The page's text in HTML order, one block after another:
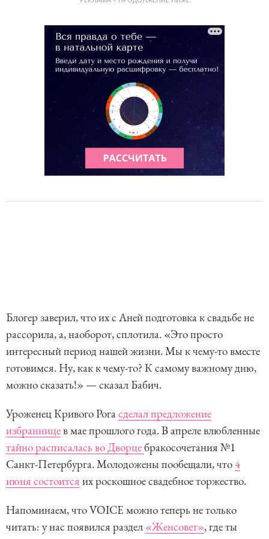
Блогер заверил, что их с Аней подготовка к свадьбе не
рассорила, а, наоборот, сплотила. «Это просто
интересный период нашей жизни. Мы к чему-то вместе
готовимся. Ну, как к чему-то? К самому важному дню,
можно сказать!» — сказал Бабич.
Уроженец Кривого Рогасделал предложение
избранницев мае прошлого года. В апреле влюбленные
тайно расписалась во Дворцебракосочетания №1
Санкт-Петербурга. Молодожены пообещали, что4
июня состоится их роскошное свадебное торжество.
Напоминаем, что VOICE можно теперь не только
читать: у нас появился раздел «Женсовет», где ты